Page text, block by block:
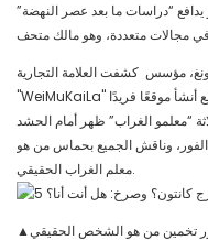
“دراسات ما بعد عصر النهضة”
مؤسس كشفت العلامة التجارية
"WeiMuKaiLa" عن تمثال الشمع للسيد وو نينغيا. حتى أن الموقع أنشأ موقعًا فريدًا
“معلمو الغراب” ظهر أمام الحشد
وناقش الجميع بحماس من هو
معلم الغراب الحقيقي.
تخمين من هو الشخص الحقيقي